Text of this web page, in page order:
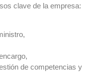
clave de la empresa:
de competencias y